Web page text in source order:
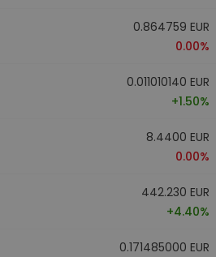
0.864759 EUR
0.00%
0.011010140 EUR
+1.50%
8.4400 EUR
0.00%
442.230 EUR
+4.40%
0.171485000 EUR